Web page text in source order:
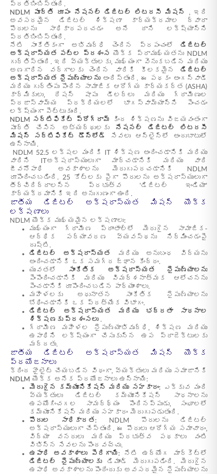
ప్రతిబింబిస్తుంది.
NDLM పూర్తి రూపం
నేషనల్ డిజిటల్ లిటరసీ మిషన్
, ఇది
అవసరమైన డిజిటల్ శిక్షణా కార్యక్రమాల ద్వారా
పౌరులను సాధికారపరచడం అనే దాని లక్ష్యాన్ని
ప్రతిబింబిస్తుంది.
నేటి సాంకేతికంగా అభివృద్ధి చెందిన ప్రపంచంలో డిజిటల్
అక్షరాస్యత పట్ల ప్రశంస
యొక్క ప్రాముఖ్యతను NDLM
గుర్తిస్తుంది. ఇది వ్యక్తులకు, ముఖ్యంగా వెనుకబడిన మరియు
అణగారిన వర్గాలకు చెందిన వారికి కీలకమైన డిజిటల్
అక్షరాస్యత నైపుణ్యాలనుఅందిస్తుంది. ఈ పథకం అంగన్‌వాడీ
మరియు గుర్తింపు పొందిన సామాజిక ఆరోగ్య కార్యకర్త (ASHA)
కార్మికులు, రేషన్ షాపు డీలర్లు మరియు గ్రామీణుల
ప్రజాస్వామ్య ప్రక్రియలలో భాగస్వామ్యాన్ని పెంచడం
లక్ష్యంగా పెట్టుకుంది.
NDLM సర్టిఫికేట్ ప్రోగ్రామ్
కింద శిక్షణను విజయవంతంగా
పూర్తి చేసిన అభ్యర్థులకు నేషనల్ డిజిటల్ లిటరసీ
మిషన్ సర్టిఫికేట్ డౌన్‌లోడ్
సేవలు ఆన్‌లైన్‌లో అందుబాటులో
ఉన్నాయి.
NDLM 52.5 లక్షల మందికి IT శిక్షణ అందించడానికి మరియు
వారిని ITఅక్షరాస్యులుగా మార్చడానికి మరియు వారి
జీవనోపాధి అవకాశాలను మెరుగుపరచడానికి NDLM
రూపొందించబడింది. 25 కోట్లకు పైగా పౌరులను అక్షరాస్యులుగా
తీర్చిదిద్దాలన్న ప్రభుత్వ 'డిజిటల్ ఇండియా'
కార్యక్రమానికి ఇది అనుగుణంగా ఉంది.
జాతీయ డిజిటల్ అక్షరాస్యత మిషన్ యొక్క
లక్షణాలు
NDLM యొక్క ముఖ్యమైన లక్షణాలు:
ముఖ్యంగా గ్రామీణ ప్రాంతాల్లో మెరుగైన సామాజిక-
ఆర్థిక పర్యావరణ వ్యవస్థను నిర్మించడంపై
దృష్టి.
డిజిటల్ అక్షరాస్యత
మరియు అనుబంధ విద్యను
అందించడానికి ఒక సమగ్ర జ్ఞాన కేంద్రం.
యువతలో
సాంకేతిక అక్షరాస్యత నైపుణ్యాలను
పెంపొందించడానికి మరియు విమర్శనాత్మక ఆలోచనను
పెంచడానికి రూపొందించబడిన పాఠ్యాంశాలు.
మహిళలకు అధునాతన సాంకేతిక నైపుణ్యాలను
బోధించడానికి ఒక ప్రత్యేక విభాగం.
డిజిటల్ అక్షరాస్యత మరియు భద్రతా సాధనాల
శిక్షణకు ప్రశంసలు.
గ్రామీణ మహిళల నైపుణ్యాభివృద్ధి, శిక్షణ మరియు
ఉపాధిని లక్ష్యంగా చేసుకున్న ఉప ప్రాజెక్టులకు
మద్దతు.
జాతీయ డిజిటల్ అక్షరాస్యత మిషన్ యొక్క
ప్రయోజనాలు
క్రింద హైలైట్ చేయబడిన విధంగా, వ్యక్తులు మరియు సమాజానికి
NDLM యొక్క అనేక ప్రయోజనాలు ఉన్నాయి:
మెరుగైన కమ్యూనికేషన్ మరియు సహకారం: ఎక్కువ మంది
వ్యక్తులు డిజిటల్ కమ్యూనికేషన్ సాధనాలను
ఉపయోగించగల సామర్థ్యం పొందినప్పుడు, సంఘాలలో
కమ్యూనికేషన్ మరియు సహకారం మెరుగుపడుతుంది.
పౌరుల సాధికారత: NDLM పౌరులను డిజిటల్
అక్షరాస్యులుగా చేస్తుంది. ఈ పౌరులు ఆరోగ్య సమాచారం,
విద్యా వనరులు మరియు ప్రభుత్వ పథకాలు వంటి
విభిన్న సేవలను పొందవచ్చు.
ఉపాధి అవకాశాలు పెరిగాయి: నేటి ఉద్యోగ మార్కెట్లో
డిజిటల్ నైపుణ్యాలకుడిమాండ్ మెరుగుపడింది. మెరుగైన
ఉపాధి అవకాశాలను పొందేందుకు అవసరమైన నైపుణ్యాలను